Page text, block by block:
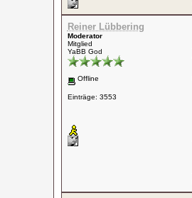
Reiner Lübbering
Moderator
Mitglied
YaBB God
Offline
Einträge: 3553